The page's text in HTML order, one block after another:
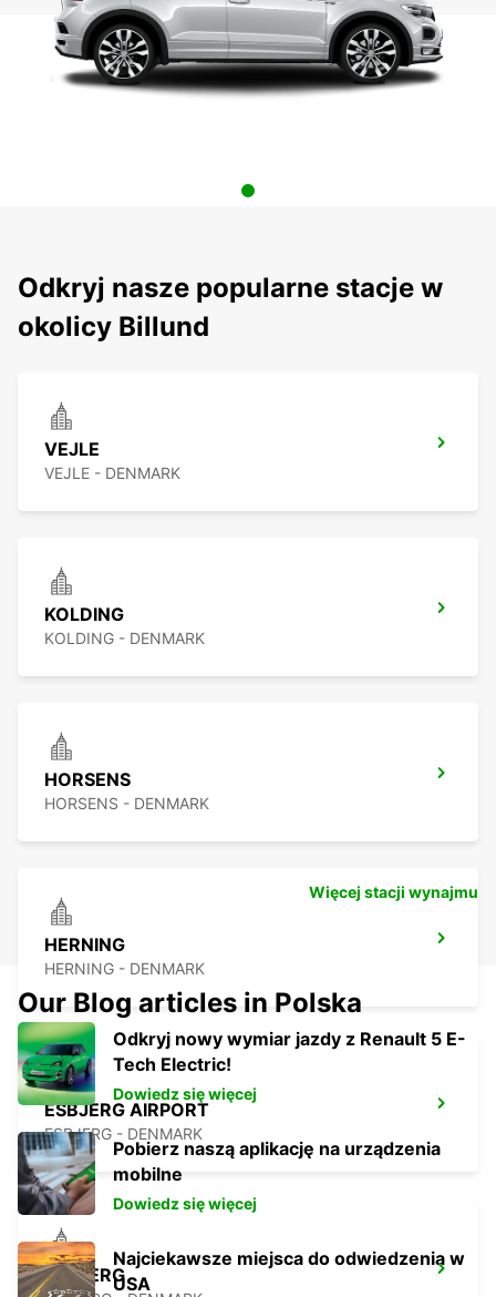
Odkryj nasze popularne stacje w
okolicy Billund
VEJLE
VEJLE - DENMARK
KOLDING
KOLDING - DENMARK
HORSENS
HORSENS - DENMARK
HERNING
HERNING - DENMARK
ESBJERG AIRPORT
ESBJERG - DENMARK
ESBJERG
Więcej stacji wynajmu
Our Blog articles in Polska
Odkryj nowy wymiar jazdy z Renault 5 E-
Tech Electric!
Dowiedz się więcej
Pobierz naszą aplikację na urządzenia
mobilne
Dowiedz się więcej
Najciekawsze miejsca do odwiedzenia w
USA